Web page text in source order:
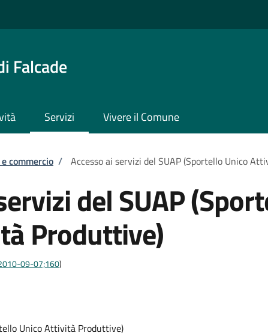
Falcade
Servizi Vivere il Comune
commercio / Accesso ai servizi del SUAP (Sportello Unico
del SUAP
Produttive)
09-07;160)
Unico Attività Produttive)